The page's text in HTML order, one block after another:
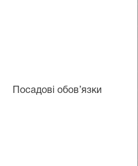
Посадові обов’язки